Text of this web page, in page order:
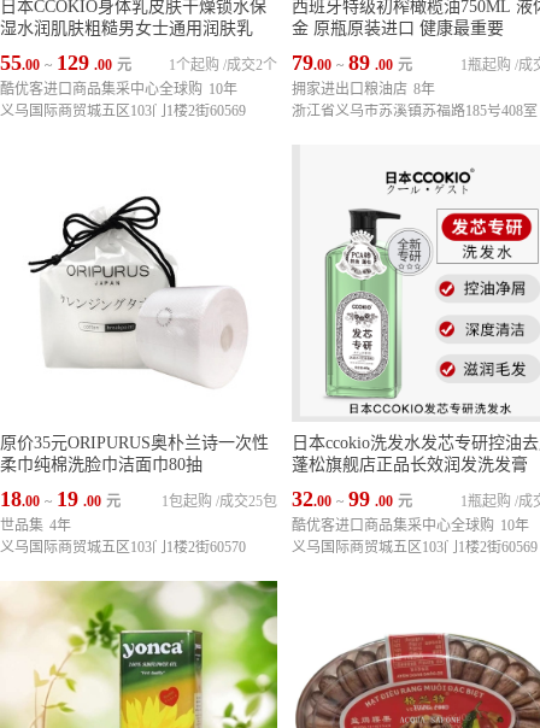
日本CCOKIO身体乳皮肤干燥锁水保
湿水润肌肤粗糙男女士通用润肤乳
55.00 ~ 129 .00 元 成交2个
1个起购 /
酷优客进口商品集采中心全球购 10年
义乌国际商贸城五区103门1楼2街60569
西班牙特级初榨橄榄油750ML 液
金 原瓶原装进口 健康最重要
79.00 ~ 89 .00 元 成
1瓶起购 /
拥家进出口粮油店 8年
浙江省义乌市苏溪镇苏福路185号408室
原价35元ORIPURUS奥朴兰诗一次性
柔巾纯棉洗脸巾洁面巾80抽
18.00 ~ 19 .00 元 成交25包
1包起购 /
世品集 4年
义乌国际商贸城五区103门1楼2街60570
日本ccokio洗发水发芯专研控油
蓬松旗舰店正品长效润发洗发膏
32.00 ~ 99 .00 元 成
1瓶起购 /
酷优客进口商品集采中心全球购 10年
义乌国际商贸城五区103门1楼2街60569